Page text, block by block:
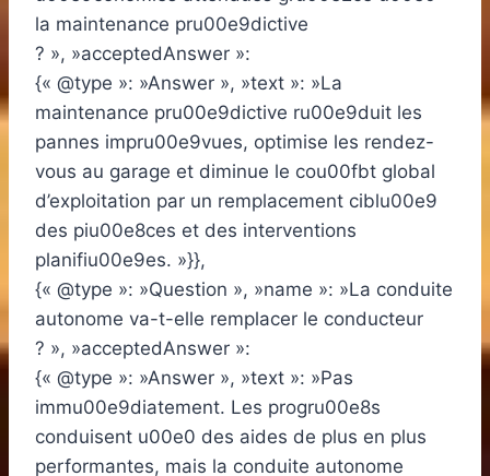
la maintenance pru00e9dictive
? », »acceptedAnswer »:
{« @type »: »Answer », »text »: »La
maintenance pru00e9dictive ru00e9duit les
pannes impru00e9vues, optimise les rendez-
vous au garage et diminue le cou00fbt global
d’exploitation par un remplacement ciblu00e9
des piu00e8ces et des interventions
planifiu00e9es. »}},
{« @type »: »Question », »name »: »La conduite
autonome va-t-elle remplacer le conducteur
? », »acceptedAnswer »:
{« @type »: »Answer », »text »: »Pas
immu00e9diatement. Les progru00e8s
conduisent u00e0 des aides de plus en plus
performantes, mais la conduite autonome